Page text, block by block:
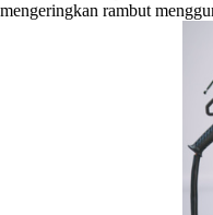
mengeringkan rambut